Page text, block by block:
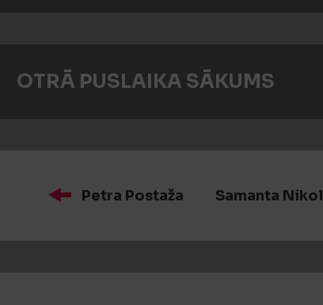
OTRĀ PUSLAIKA SĀKUMS
Petra Postaža Samanta